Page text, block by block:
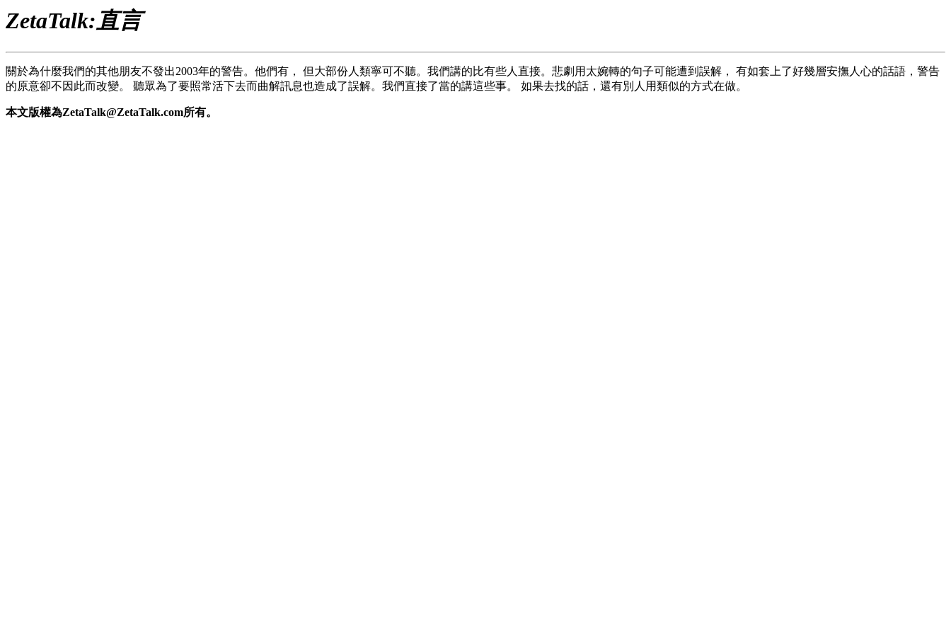
ZetaTalk:直言
關於為什麼我們的其他朋友不發出2003年的警告。他們有， 但大部份人類寧可不聽。我們講的比有些人直接。悲劇用太婉轉的句子可能遭到誤解， 有如套上了好幾層安撫人心的話語，警告
的原意卻不因此而改變。 聽眾為了要照常活下去而曲解訊息也造成了誤解。我們直接了當的講這些事。 如果去找的話，還有別人用類似的方式在做。
本文版權為ZetaTalk@ZetaTalk.com所有。